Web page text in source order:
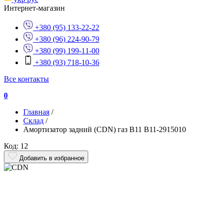
Интернет-магазин
+380 (95) 133-22-22
+380 (96) 224-90-79
+380 (99) 199-11-00
+380 (93) 718-10-36
Все контакты
0
Главная /
Склад /
Амортизатор задний (CDN) газ B11 B11-2915010
Код: 12
Добавить в избранное